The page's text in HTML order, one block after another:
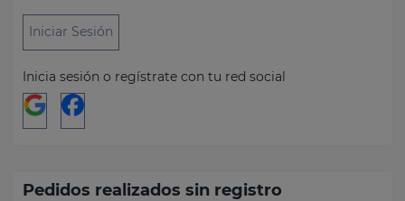
Iniciar Sesión
Inicia sesión o regístrate con tu red social
Pedidos realizados sin registro